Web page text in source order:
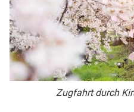
Zugfahrt durch